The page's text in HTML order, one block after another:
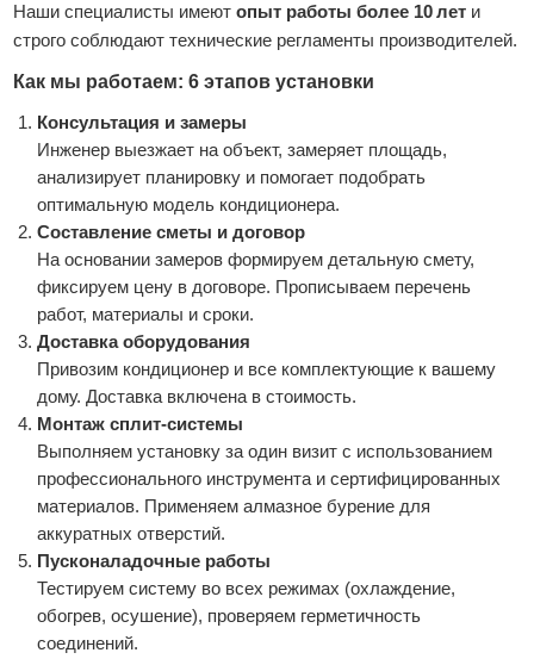
Наши специалисты имеют опыт работы более 10 лет и
строго соблюдают технические регламенты производителей.
Как мы работаем: 6 этапов установки
Консультация и замеры
Инженер выезжает на объект, замеряет площадь,
анализирует планировку и помогает подобрать
оптимальную модель кондиционера.
Составление сметы и договор
На основании замеров формируем детальную смету,
фиксируем цену в договоре. Прописываем перечень
работ, материалы и сроки.
Доставка оборудования
Привозим кондиционер и все комплектующие к вашему
дому. Доставка включена в стоимость.
Монтаж сплит‑системы
Выполняем установку за один визит с использованием
профессионального инструмента и сертифицированных
материалов. Применяем алмазное бурение для
аккуратных отверстий.
Пусконаладочные работы
Тестируем систему во всех режимах (охлаждение,
обогрев, осушение), проверяем герметичность
соединений.